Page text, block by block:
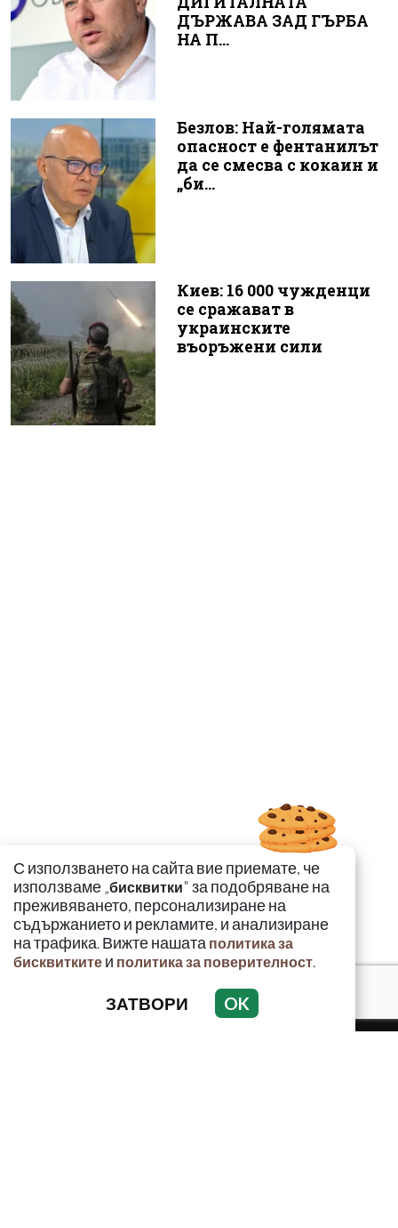
ДЪРЖАВА ЗАД ГЪРБА
НА П...
Безлов: Най-голямата
опасност е фентанилът
да се смесва с кокаин и
„би...
Киев: 16 000 чужденци
се сражават в
украинските
въоръжени сили
С използването на сайта вие приемате, че
използваме „бисквитки" за подобряване на
преживяването, персонализиране на
съдържанието и рекламите, и анализиране
на трафика. Вижте нашата политика за
бисквитките и политика за поверителност.
ЗАТВОРИ OK